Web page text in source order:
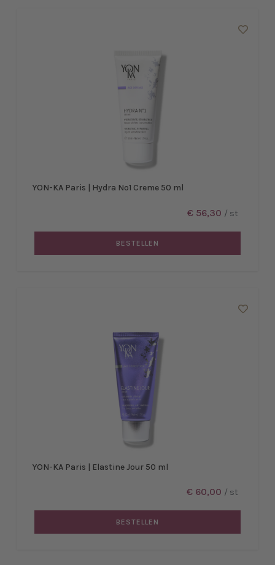
YON-KA Paris | Hydra No1 Creme 50 ml
€ 56,30 / st
BESTELLEN
YON-KA Paris | Elastine Jour 50 ml
€ 60,00 / st
BESTELLEN